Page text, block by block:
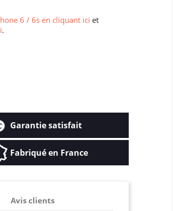
6 / 6s en cliquant ici et
.
Garantie satisfait
Fabriqué en France
Avis clients